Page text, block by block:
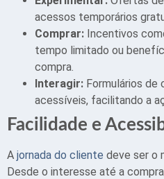
acessos temporários
Comprar: Incentivos
tempo limitado ou
compra.
Interagir: Formulários de
acessíveis, facilitando a
Facilidade e
A jornada do cliente deve ser o
Desde o interesse até a